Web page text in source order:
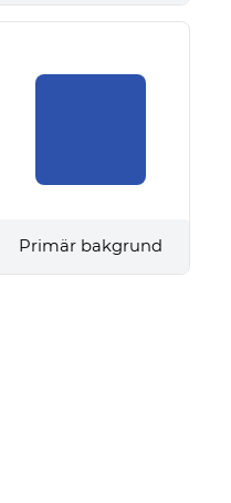
Primär bakgrund